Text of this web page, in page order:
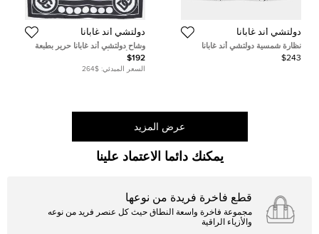
دولتشي أند غابانا
نظارة شمسية دولتشي أند غابانا
$243
دولتشي أند غابانا
وشاح دولتشي أند غابانا حرير بطبعة
شعار أسود/أبيض
$192
السعر المبدئي: $264
عرض المزيد
يمكنك دائما الاعتماد علينا
قطع فاخرة فريدة من نوعها
مجموعة فاخرة واسعة النطاق حيث كل عنصر فريد من نوعه
والأزياء الراقية